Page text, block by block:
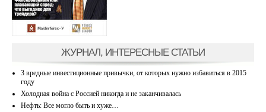
ЖУРНАЛ, ИНТЕРЕСНЫЕ СТАТЬИ
3 вредные инвестиционные привычки, от которых нужно избавиться в 2015
году
Холодная война с Россией никогда и не заканчивалась
Нефть: Все могло быть и хуже…